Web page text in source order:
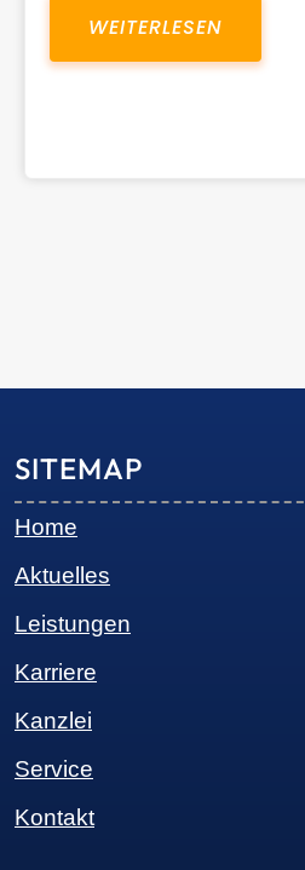
WEITERLESEN
SITEMAP
Home
Aktuelles
Leistungen
Karriere
Kanzlei
Service
Kontakt